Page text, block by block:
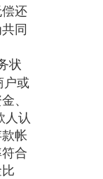
还
同
状
户或
、
认
帐
合